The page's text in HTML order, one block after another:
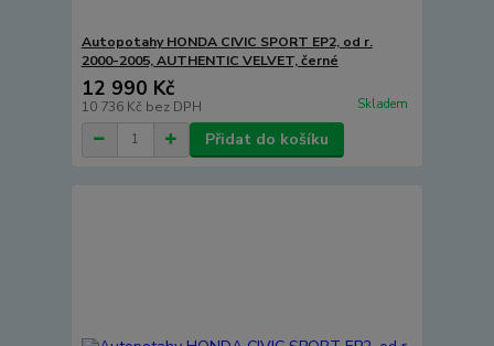
Autopotahy HONDA CIVIC SPORT EP2, od r.
2000-2005, AUTHENTIC VELVET, černé
12 990 Kč
10 736 Kč bez DPH Skladem
Přidat do košíku